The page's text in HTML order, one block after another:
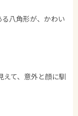
八角形が、かわい
えて、意外と顔に馴